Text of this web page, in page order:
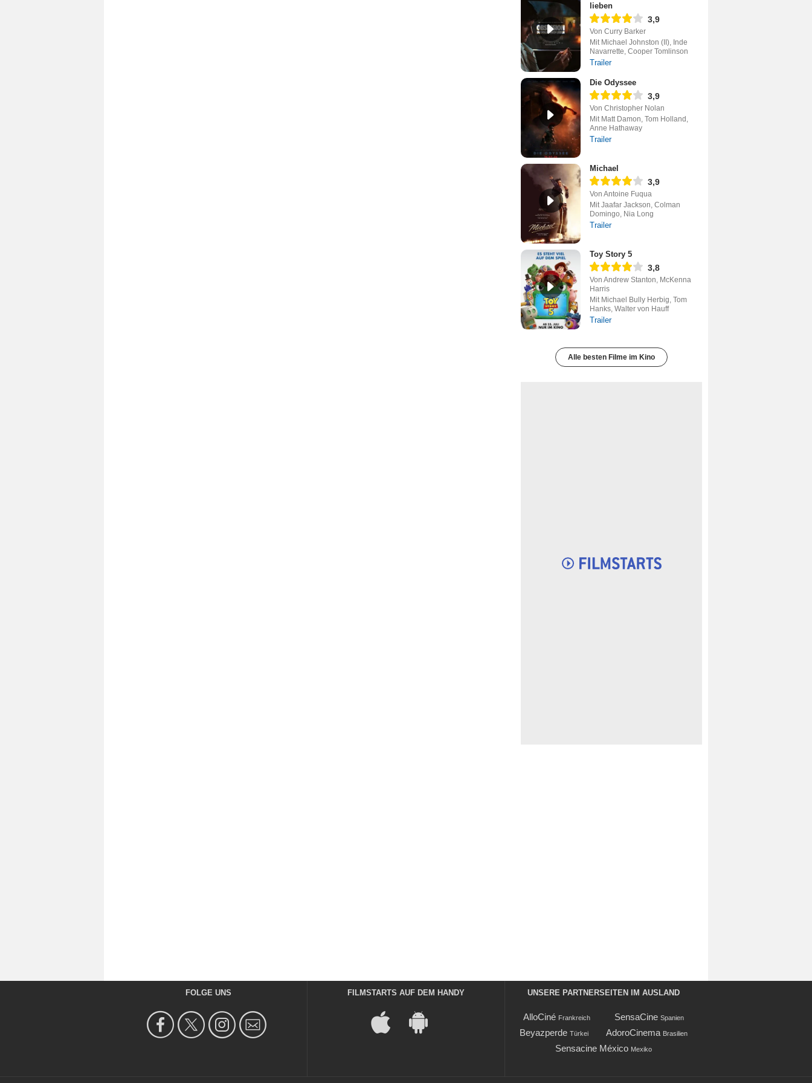
lieben
3,9
Von Curry Barker
Mit Michael Johnston (II), Inde
Navarrette, Cooper Tomlinson
Trailer
Die Odyssee
3,9
Von Christopher Nolan
Mit Matt Damon, Tom Holland,
Anne Hathaway
Trailer
Michael
3,9
Von Antoine Fuqua
Mit Jaafar Jackson, Colman
Domingo, Nia Long
Trailer
Toy Story 5
3,8
Von Andrew Stanton, McKenna
Harris
Mit Michael Bully Herbig, Tom
Hanks, Walter von Hauff
Trailer
Alle besten Filme im Kino
FOLGE UNS FILMSTARTS AUF DEM HANDY UNSERE PARTNERSEITEN IM AUSLAND
AlloCiné Frankreich SensaCine Spanien
Beyazperde Türkei AdoroCinema Brasilien
Sensacine México Mexiko